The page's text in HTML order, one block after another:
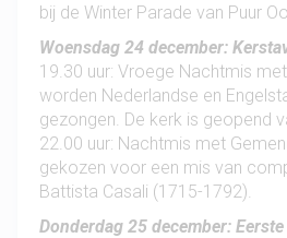
bij de Winter Parade van Puur
Woensdag 24 december:
19.30 uur: Vroege Nachtmis
worden Nederlandse en
gezongen. De kerk is geopend
22.00 uur: Nachtmis met
gekozen voor een mis van
Battista Casali (1715-1792).
Donderdag 25 december: